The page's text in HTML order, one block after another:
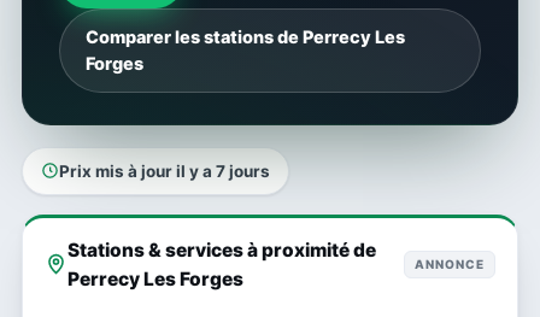
Comparer les stations de Perrecy Les
Forges
Prix mis à jour il y a 7 jours
Stations & services à proximité de
Perrecy Les Forges
ANNONCE